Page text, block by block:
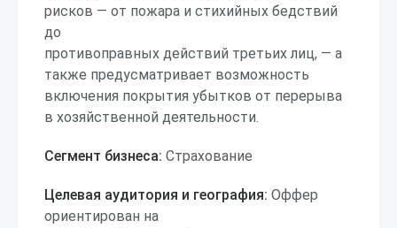
рисков — от пожара и стихийных бедствий
до
противоправных действий третьих лиц, — а
также предусматривает возможность
включения покрытия убытков от перерыва
в хозяйственной деятельности.
Сегмент бизнеса: Страхование
Целевая аудитория и география: Оффер
ориентирован на